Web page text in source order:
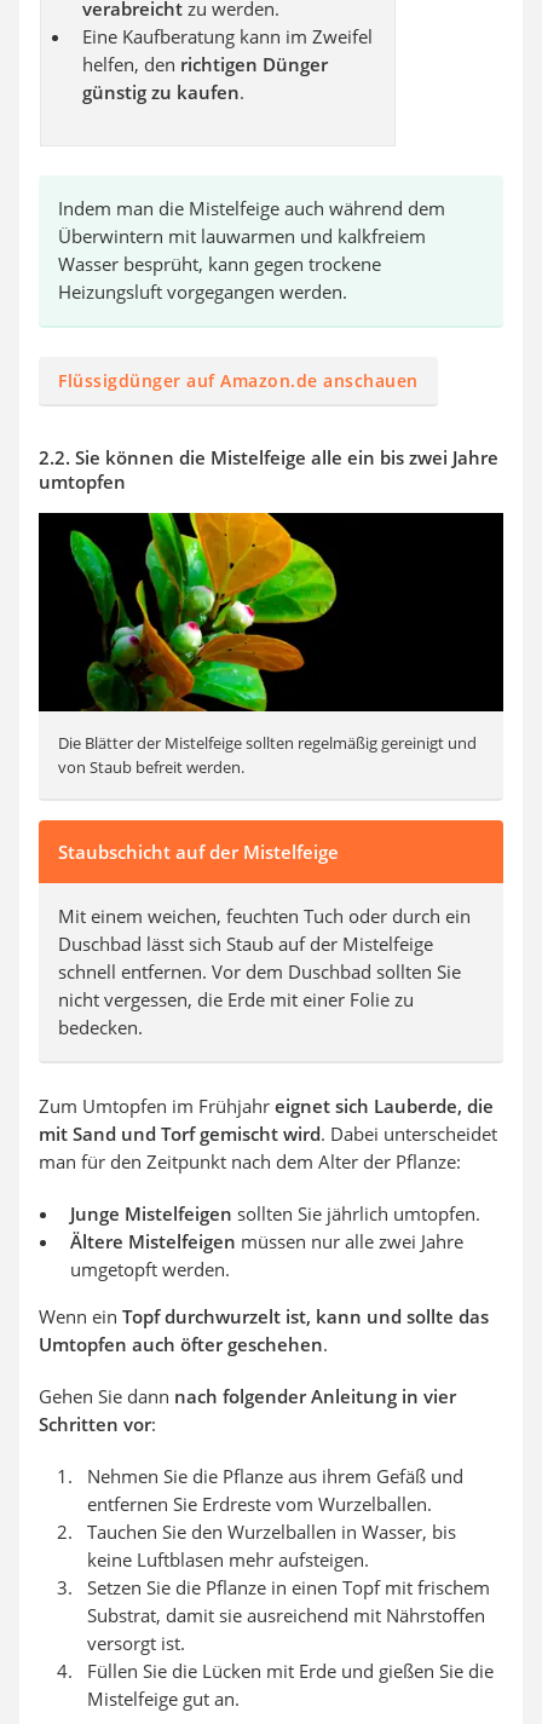
verabreicht zu werden.
Eine Kaufberatung kann im Zweifel
helfen, den richtigen Dünger
günstig zu kaufen.
Indem man die Mistelfeige auch während dem
Überwintern mit lauwarmen und kalkfreiem
Wasser besprüht, kann gegen trockene
Heizungsluft vorgegangen werden.
Flüssigdünger auf Amazon.de anschauen
2.2. Sie können die Mistelfeige alle ein bis zwei Jahre
umtopfen
Die Blätter der Mistelfeige sollten regelmäßig gereinigt und
von Staub befreit werden.
Staubschicht auf der Mistelfeige
Mit einem weichen, feuchten Tuch oder durch ein
Duschbad lässt sich Staub auf der Mistelfeige
schnell entfernen. Vor dem Duschbad sollten Sie
nicht vergessen, die Erde mit einer Folie zu
bedecken.
Zum Umtopfen im Frühjahr eignet sich Lauberde, die
mit Sand und Torf gemischt wird. Dabei unterscheidet
man für den Zeitpunkt nach dem Alter der Pflanze:
Junge Mistelfeigen sollten Sie jährlich umtopfen.
Ältere Mistelfeigen müssen nur alle zwei Jahre
umgetopft werden.
Wenn ein Topf durchwurzelt ist, kann und sollte das
Umtopfen auch öfter geschehen.
Gehen Sie dann nach folgender Anleitung in vier
Schritten vor:
Nehmen Sie die Pflanze aus ihrem Gefäß und
entfernen Sie Erdreste vom Wurzelballen.
Tauchen Sie den Wurzelballen in Wasser, bis
keine Luftblasen mehr aufsteigen.
Setzen Sie die Pflanze in einen Topf mit frischem
Substrat, damit sie ausreichend mit Nährstoffen
versorgt ist.
Füllen Sie die Lücken mit Erde und gießen Sie die
Mistelfeige gut an.